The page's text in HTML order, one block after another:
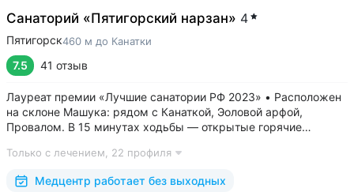
Санаторий «Пятигорский нарзан» 4
Пятигорск460 м до Канатки
7.5 41 отзыв
Лауреат премии «Лучшие санатории РФ 2023» • Расположен
на склоне Машука: рядом с Канаткой, Эоловой арфой,
Провалом. В 15 минутах ходьбы — открытые горячие
Эльбрус и Кавказский хребет — наблюдайте самые красивые
рассветы и закаты в городе •...
Только с лечением, 22 профиля
Медцентр работает без выходных